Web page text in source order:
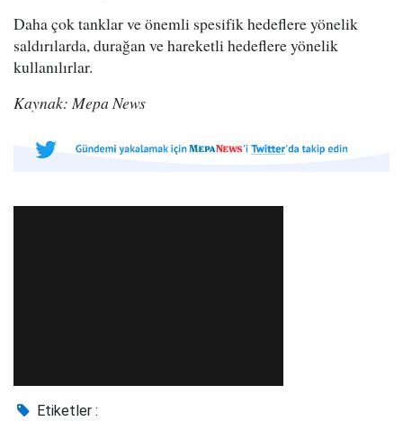
Daha çok tanklar ve önemli spesifik hedeflere yönelik
saldırılarda, durağan ve hareketli hedeflere yönelik
kullanılırlar.
Kaynak: Mepa News
Etiketler :